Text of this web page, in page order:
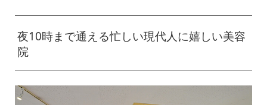
夜10時まで通える忙しい現代人に嬉しい美容
院